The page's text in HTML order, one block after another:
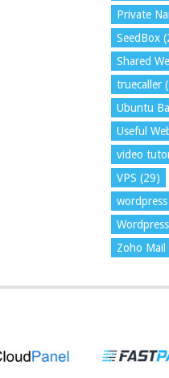
Private
SeedBox
Shared
truecaller
Ubuntu
Useful
video
VPS (29)
wordpress
Zoho Mail